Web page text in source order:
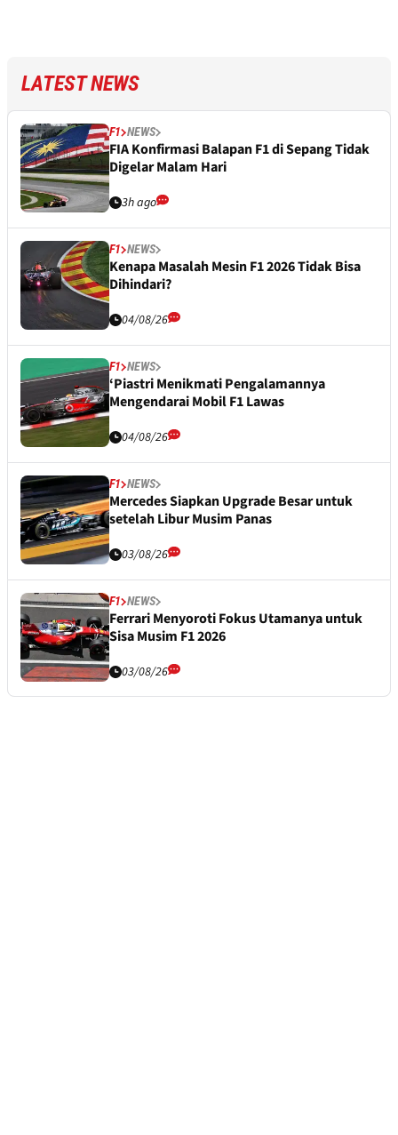
LATEST NEWS
F1 NEWS
FIA Konfirmasi Balapan F1 di Sepang Tidak
Digelar Malam Hari
3h ago
F1 NEWS
Kenapa Masalah Mesin F1 2026 Tidak Bisa
Dihindari?
04/08/26
F1 NEWS
‘Piastri Menikmati Pengalamannya
Mengendarai Mobil F1 Lawas
04/08/26
F1 NEWS
Mercedes Siapkan Upgrade Besar untuk
setelah Libur Musim Panas
03/08/26
F1 NEWS
Ferrari Menyoroti Fokus Utamanya untuk
Sisa Musim F1 2026
03/08/26